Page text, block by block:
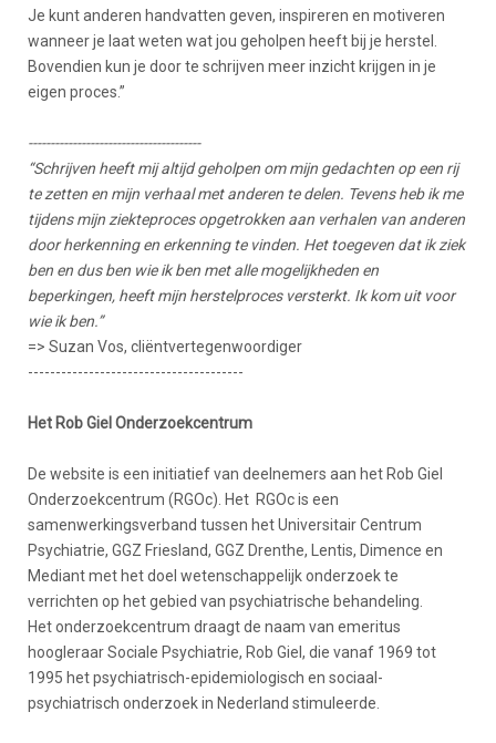
Je kunt anderen handvatten geven, inspireren en motiveren
wanneer je laat weten wat jou geholpen heeft bij je herstel.
Bovendien kun je door te schrijven meer inzicht krijgen in je
eigen proces.”
---------------------------------------
“Schrijven heeft mij altijd geholpen om mijn gedachten op een rij
te zetten en mijn verhaal met anderen te delen. Tevens heb ik me
tijdens mijn ziekteproces opgetrokken aan verhalen van anderen
door herkenning en erkenning te vinden. Het toegeven dat ik ziek
ben en dus ben wie ik ben met alle mogelijkheden en
beperkingen, heeft mijn herstelproces versterkt. Ik kom uit voor
wie ik ben.”
=> Suzan Vos, cliëntvertegenwoordiger
---------------------------------------
Het Rob Giel Onderzoekcentrum
De website is een initiatief van deelnemers aan het Rob Giel
Onderzoekcentrum (RGOc). Het RGOc is een
samenwerkingsverband tussen het Universitair Centrum
Psychiatrie, GGZ Friesland, GGZ Drenthe, Lentis, Dimence en
Mediant met het doel wetenschappelijk onderzoek te
verrichten op het gebied van psychiatrische behandeling.
Het onderzoekcentrum draagt de naam van emeritus
hoogleraar Sociale Psychiatrie, Rob Giel, die vanaf 1969 tot
1995 het psychiatrisch-epidemiologisch en sociaal-
psychiatrisch onderzoek in Nederland stimuleerde.